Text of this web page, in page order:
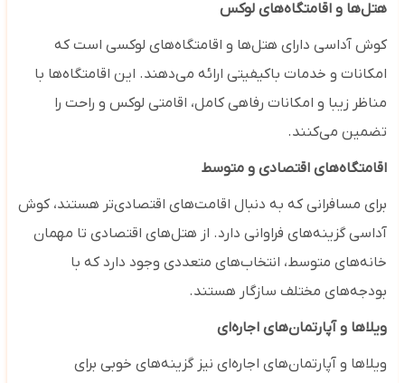
هتل‌ها و اقامتگاه‌های لوکس
کوش آداسی دارای هتل‌ها و اقامتگاه‌های لوکسی است که
امکانات و خدمات باکیفیتی ارائه می‌دهند. این اقامتگاه‌ها با
مناظر زیبا و امکانات رفاهی کامل، اقامتی لوکس و راحت را
تضمین می‌کنند.
اقامتگاه‌های اقتصادی و متوسط
برای مسافرانی که به دنبال اقامت‌های اقتصادی‌تر هستند، کوش
آداسی گزینه‌های فراوانی دارد. از هتل‌های اقتصادی تا مهمان
‌خانه‌های متوسط، انتخاب‌های متعددی وجود دارد که با
بودجه‌های مختلف سازگار هستند.
ویلاها و آپارتمان‌های اجاره‌ای
ویلاها و آپارتمان‌های اجاره‌ای نیز گزینه‌های خوبی برای